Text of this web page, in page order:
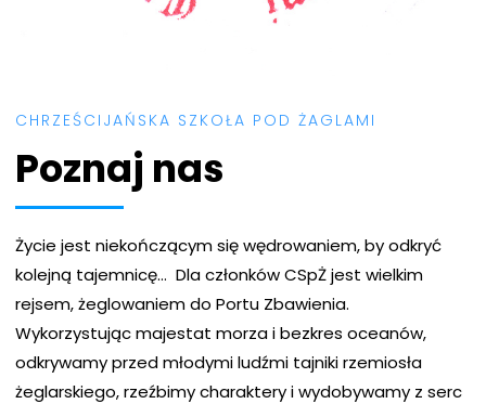
CHRZEŚCIJAŃSKA SZKOŁA POD ŻAGLAMI
Poznaj nas
Życie jest niekończącym się wędrowaniem, by odkryć
kolejną tajemnicę… Dla członków CSpŻ jest wielkim
rejsem, żeglowaniem do Portu Zbawienia.
Wykorzystując majestat morza i bezkres oceanów,
odkrywamy przed młodymi ludźmi tajniki rzemiosła
żeglarskiego, rzeźbimy charaktery i wydobywamy z serc